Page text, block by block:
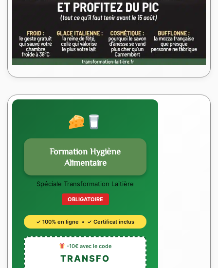
Formation Hygiène
Alimentaire
Spéciale Transformation Laitière
OBLIGATOIRE
✓ 100% en ligne • ✓ Certificat inclus
-10€ avec le code
TRANSFO